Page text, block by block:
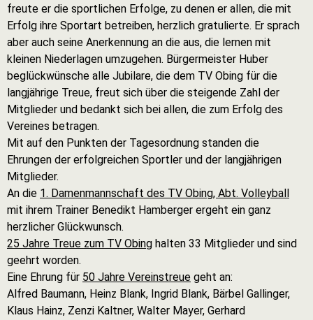
freute er die sportlichen Erfolge, zu denen er allen, die mit
Erfolg ihre Sportart betreiben, herzlich gratulierte. Er sprach
aber auch seine Anerkennung an die aus, die lernen mit
kleinen Niederlagen umzugehen. Bürgermeister Huber
beglückwünsche alle Jubilare, die dem TV Obing für die
langjährige Treue, freut sich über die steigende Zahl der
Mitglieder und bedankt sich bei allen, die zum Erfolg des
Vereines betragen.
Mit auf den Punkten der Tagesordnung standen die
Ehrungen der erfolgreichen Sportler und der langjährigen
Mitglieder.
An die 1. Damenmannschaft des TV Obing, Abt. Volleyball
mit ihrem Trainer Benedikt Hamberger ergeht ein ganz
herzlicher Glückwunsch.
25 Jahre Treue zum TV Obing halten 33 Mitglieder und sind
geehrt worden.
Eine Ehrung für 50 Jahre Vereinstreue geht an:
Alfred Baumann, Heinz Blank, Ingrid Blank, Bärbel Gallinger,
Klaus Hainz, Zenzi Kaltner, Walter Mayer, Gerhard